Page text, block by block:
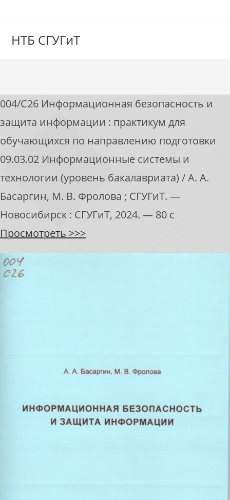
НТБ СГУГиТ
004/С26 Информационная безопасность и
защита информации : практикум для
обучающихся по направлению подготовки
09.03.02 Информационные системы и
технологии (уровень бакалавриата) / А. А.
Басаргин, М. В. Фролова ; СГУГиТ. —
Новосибирск : СГУГиТ, 2024. — 80 с
Просмотреть >>>